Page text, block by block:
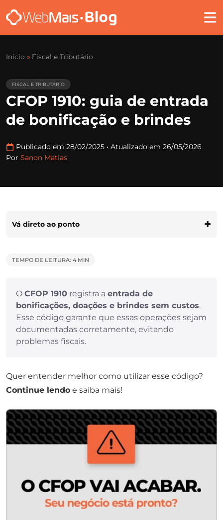
Início » Fiscal e Tributário
FISCAL E TRIBUTÁRIO
CFOP 1910: guia de entrada
de bonificação e brindes
Publicado em 28/02/2025 • Atualizado em 26/05/2026
Por Sanon Matias
Vá direto ao ponto
TEMPO DE LEITURA: 4 MIN
O CFOP 1910 registra a entrada de
bonificações, doações e brindes sem custos.
Esse código garante que essas operações sejam
documentadas corretamente, evitando
problemas fiscais.
Quer entender melhor como utilizar esse código?
Continue lendo e saiba mais!